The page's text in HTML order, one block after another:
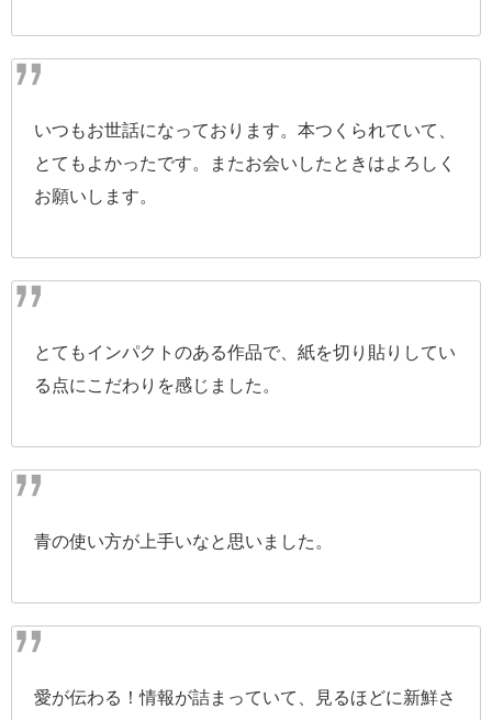
いつもお世話になっております。本つくられていて、
とてもよかったです。またお会いしたときはよろしく
お願いします。
とてもインパクトのある作品で、紙を切り貼りしてい
る点にこだわりを感じました。
青の使い方が上手いなと思いました。
愛が伝わる！情報が詰まっていて、見るほどに新鮮さ